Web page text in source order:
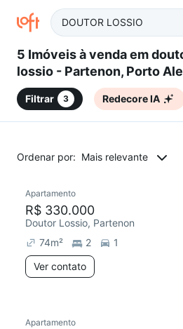
5 Imóveis à venda em doutor
lossio - Partenon, Porto
RS
Filtrar 3 Redecore IA
Ordenar por: Mais relevante
Redecorar
Apartamento
R$ 330.000
Doutor Lossio, Partenon
74m² 2
1
Ver contato
Apartamento